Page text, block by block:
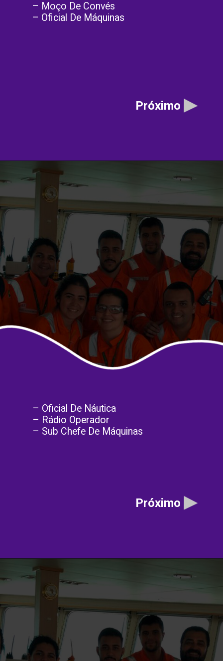
– Moço De Convés
– Oficial De Máquinas
Próximo
– Oficial De Náutica
– Rádio Operador
– Sub Chefe De Máquinas
Próximo